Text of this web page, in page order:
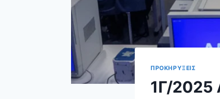
ΠΡΟΚΗΡΥΞΕΙΣ
1Γ/2025